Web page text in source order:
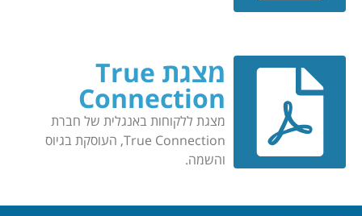
מצגת True
Connection
מצגת ללקוחות באנגלית של חברת
True Connection, העוסקת בגיוס
והשמה.